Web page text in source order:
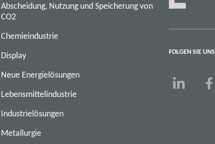
Abscheidung, Nutzung und Speicherung von
CO2
Chemieindustrie
Display
Neue Energielösungen
Lebensmittelindustrie
Industrielösungen
Metallurgie
FOLGEN SIE UNS